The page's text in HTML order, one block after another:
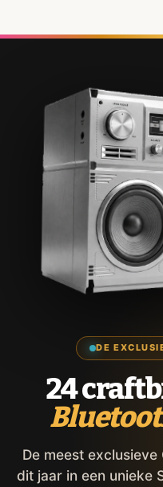
DE
24
De meest
dit jaar in een unieke